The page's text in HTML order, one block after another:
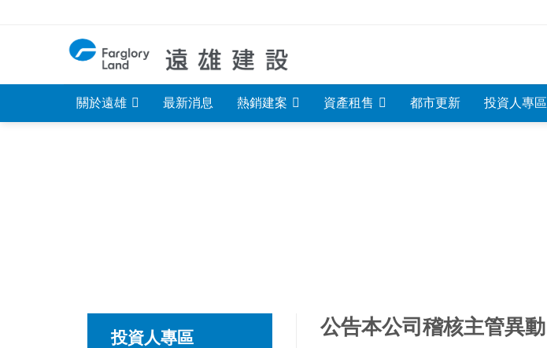
關於遠雄 最新消息 熱銷建案 資產租售 都市更新 投資人專區
投資人專區 公告本公司稽核主管異動